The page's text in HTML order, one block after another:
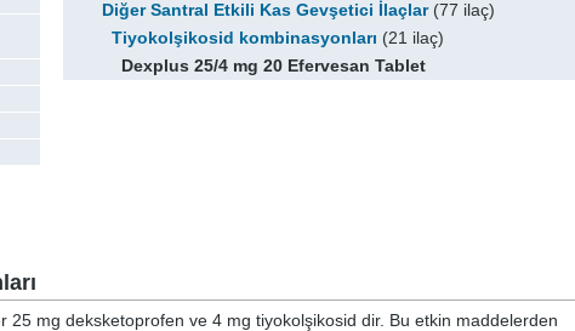
Diğer Santral Etkili Kas Gevşetici İlaçlar(77 ilaç)
Tiyokolşikosid kombinasyonları (21 ilaç)
Dexplus 25/4 mg 20 Efervesan Tablet
25 mg deksketoprofen ve 4 mg tiyokolşikosid dir. Bu etkin maddelerden